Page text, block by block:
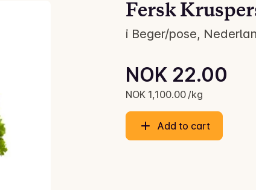
Fersk
i Beger/pose,
Current price is: NOK 22.00
NOK 22.00
NOK 1,100.00 /kg
Unit price: NOK 1,100.00 /kg
Add to cart